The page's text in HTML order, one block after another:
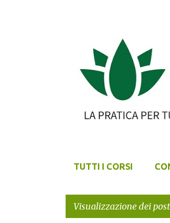
TUTTI I CORSI
Visualizzazione dei